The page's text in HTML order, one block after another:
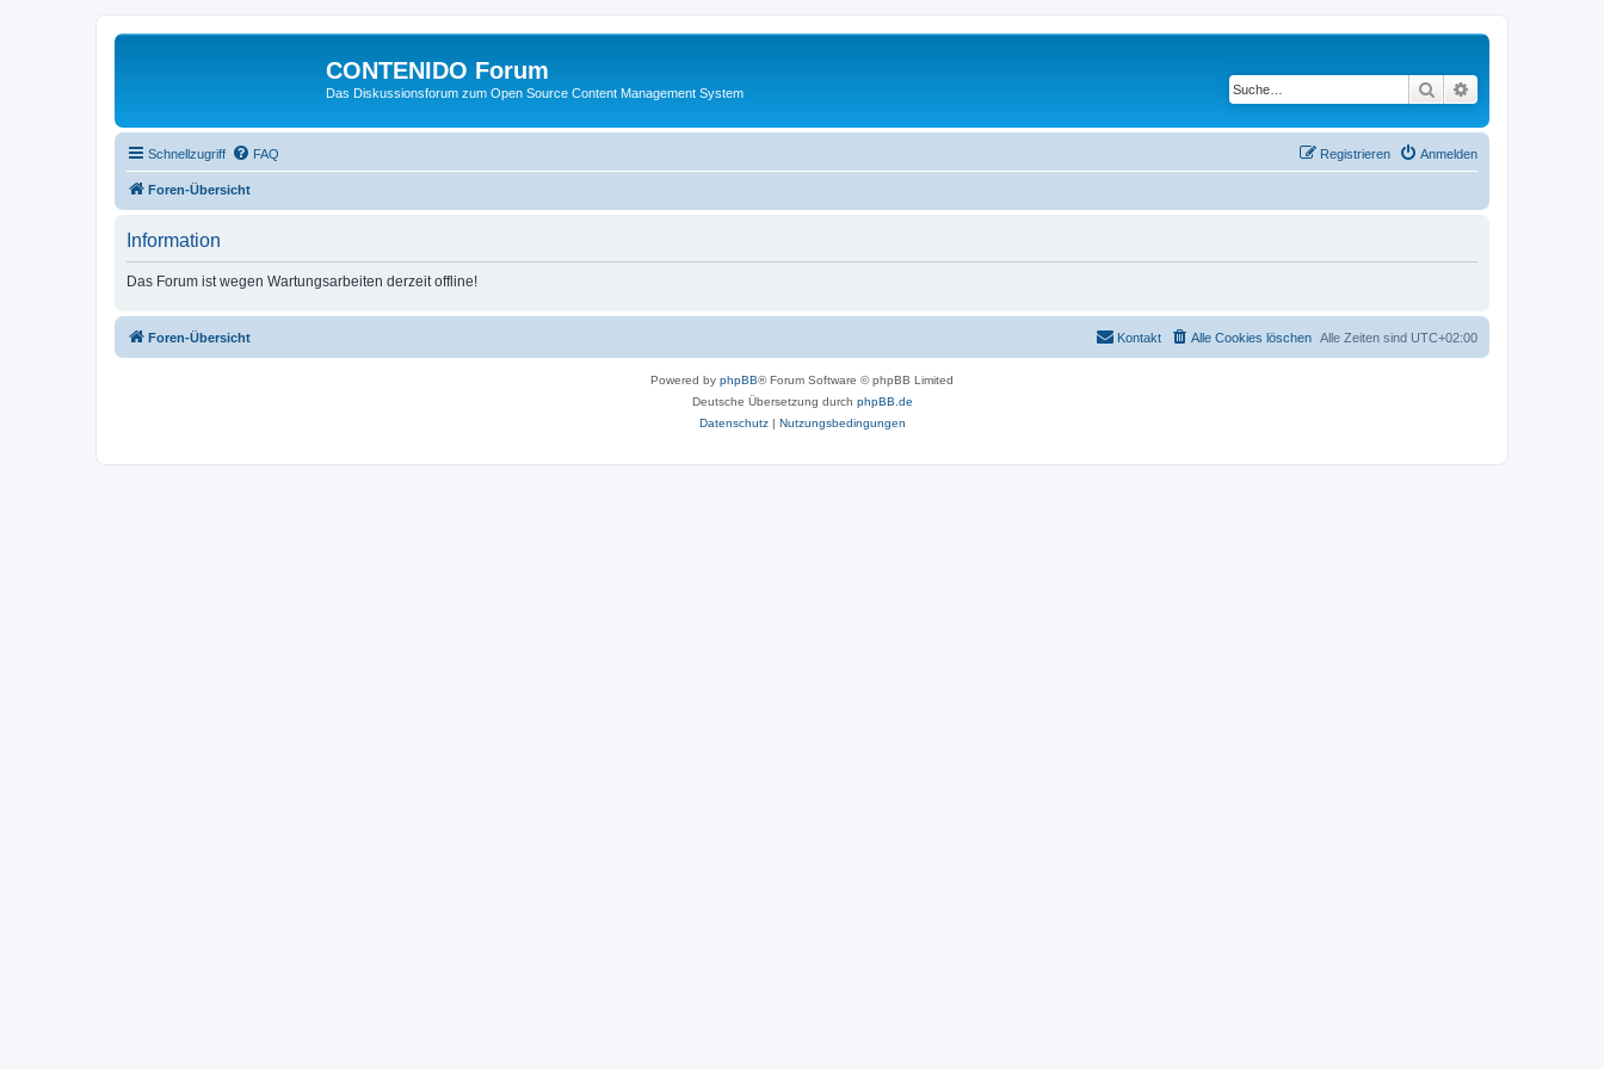
CONTENIDO Forum
Das Diskussionsforum zum Open Source Content Management System Suche
Schnellzugriff FAQ Anmelden
Registrieren
Foren-Übersicht
Information
Das Forum ist wegen Wartungsarbeiten derzeit offline!
Foren-Übersicht Alle Zeiten sind UTC+02:00
Alle Cookies löschen
Kontakt
Powered by phpBB® Forum Software © phpBB Limited
Deutsche Übersetzung durch phpBB.de
Datenschutz| Nutzungsbedingungen